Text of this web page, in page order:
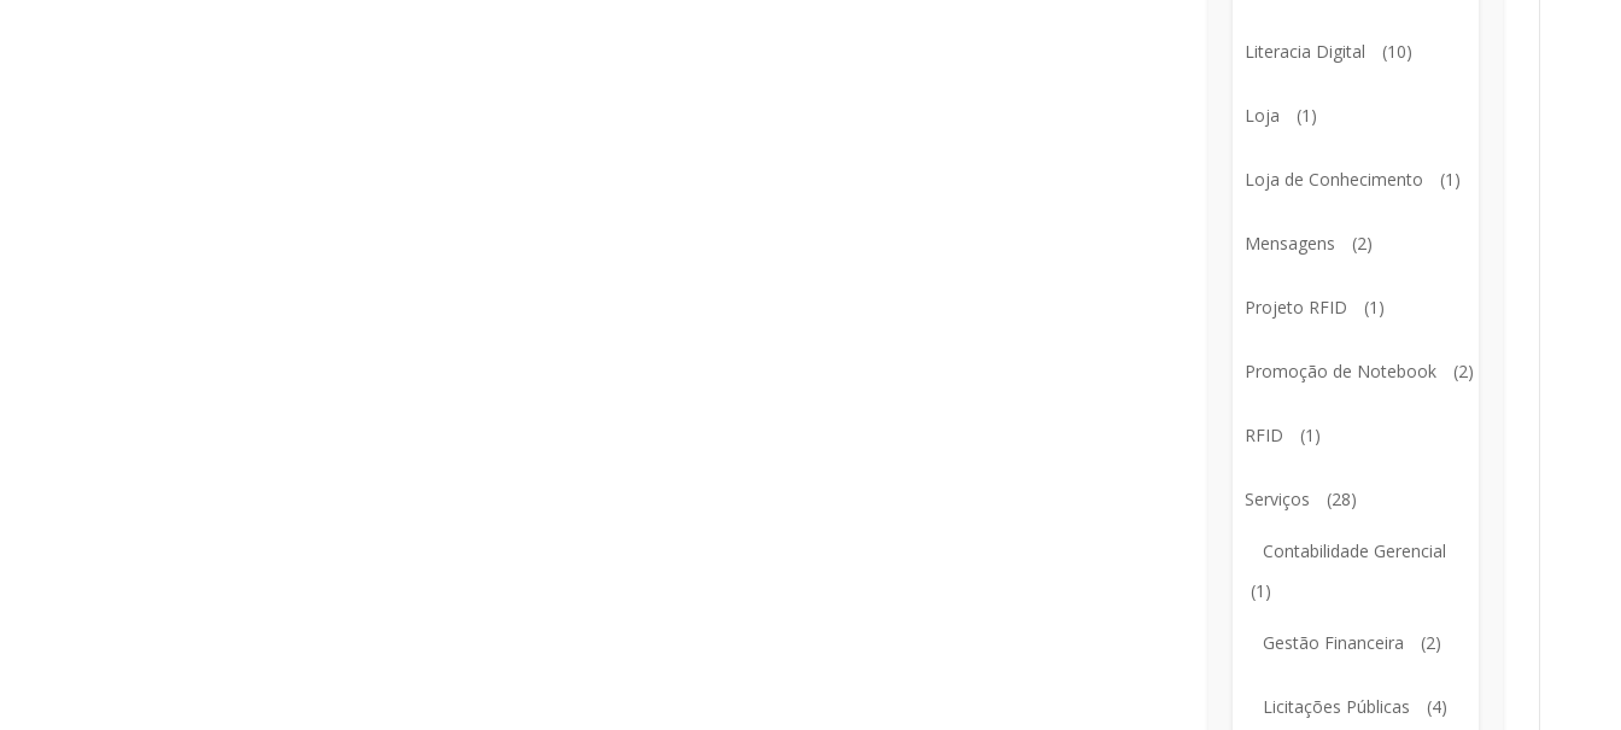
Literacia Digital (10)
Loja (1)
Loja de Conhecimento (1)
Mensagens (2)
Projeto RFID (1)
Promoção de Notebook (2)
RFID (1)
Serviços (28)
Contabilidade Gerencial
(1)
Gestão Financeira (2)
Licitações Públicas (4)